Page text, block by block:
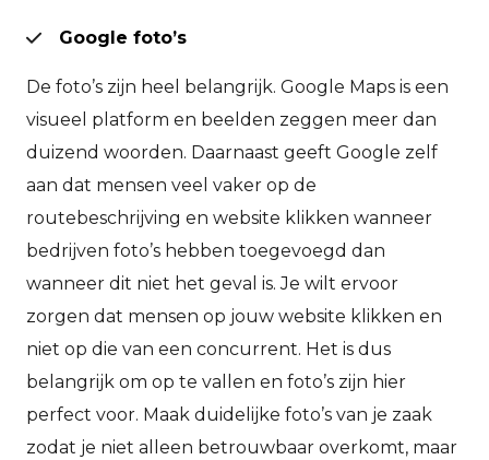
Google foto’s
De foto’s zijn heel belangrijk. Google Maps is een
visueel platform en beelden zeggen meer dan
duizend woorden. Daarnaast geeft Google zelf
aan dat mensen veel vaker op de
routebeschrijving en website klikken wanneer
bedrijven foto’s hebben toegevoegd dan
wanneer dit niet het geval is. Je wilt ervoor
zorgen dat mensen op jouw website klikken en
niet op die van een concurrent. Het is dus
belangrijk om op te vallen en foto’s zijn hier
perfect voor. Maak duidelijke foto’s van je zaak
zodat je niet alleen betrouwbaar overkomt, maar